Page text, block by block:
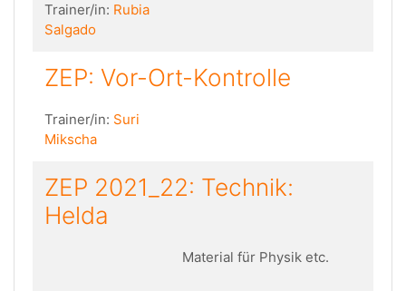
Trainer/in: Rubia
Salgado
ZEP: Vor-Ort-Kontrolle
Trainer/in: Suri
Mikscha
ZEP 2021_22: Technik:
Helda
Material für Physik etc.